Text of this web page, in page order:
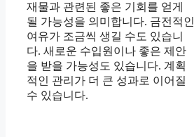
재물과 관련된 좋은 기회를 얻게
될 가능성을 의미합니다. 금전적인
여유가 조금씩 생길 수도 있습니
다. 새로운 수입원이나 좋은 제안
을 받을 가능성도 있습니다. 계획
적인 관리가 더 큰 성과로 이어질
수 있습니다.